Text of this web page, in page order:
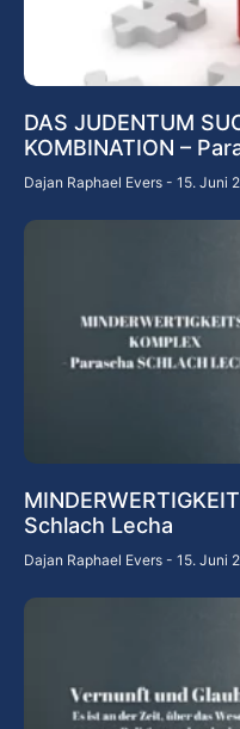
DAS JUDENTUM
KOMBINATION –
Dajan Raphael Evers 15. Juni
Schlach Lecha
Dajan Raphael Evers 15. Juni